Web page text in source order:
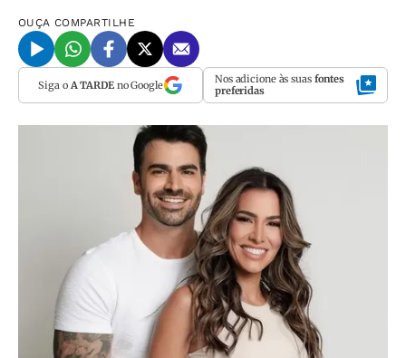
OUÇA COMPARTILHE
Siga o A TARDEno Google Nos adicione às suas fontes
preferidas